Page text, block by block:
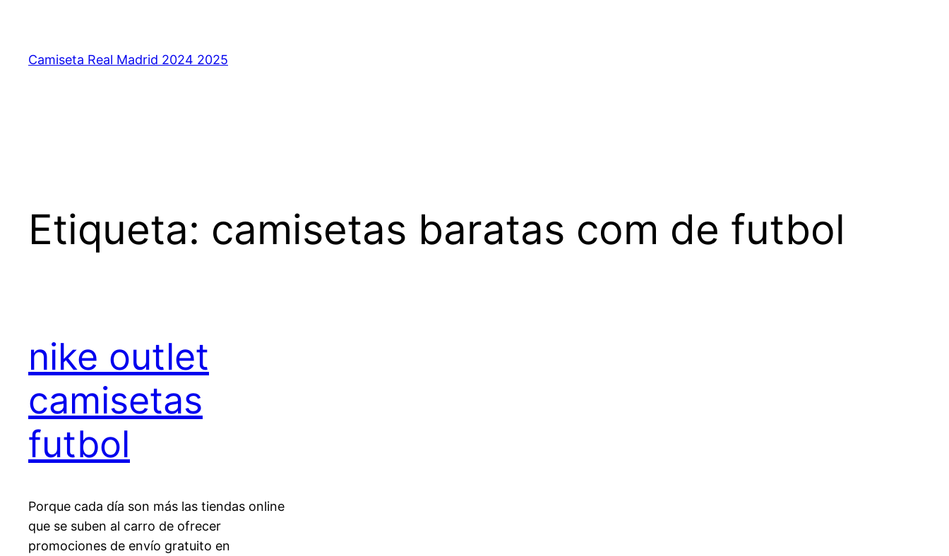
contenido
Camiseta Real Madrid 2024 2025
Etiqueta: camisetas baratas com de futbol
nike outlet
camisetas
futbol
Porque cada día son más las tiendas online
que se suben al carro de ofrecer
promociones de envío gratuito en